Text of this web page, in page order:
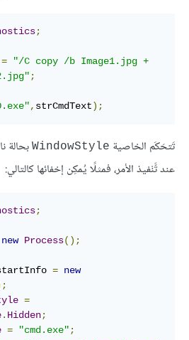
;
=
"/C copy /b Image1.jpg +
;
, strCmdText);
تَتحَكَم الخاصية WindowStyle
عند تَّنْفيذ الأمر، فمثلًا يُمكِن إخفائها كالتالي:
;
new Process();
= new
=
. Hidden;
= "cmd.exe" ;